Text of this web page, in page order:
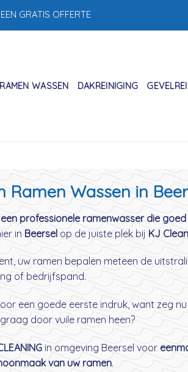
GRATIS OFFERTE
RAMEN WASSEN DAKREINIGING
Ramen Wassen in
professionele ramenwasser die goed
in Beersel op de juiste plek bij KJ
uw ramen bepalen meteen de
of bedrijfspand.
een goede eerste indruk, want zeg nu
door vuile ramen heen?
in omgeving Beersel voor
van uw ramen.